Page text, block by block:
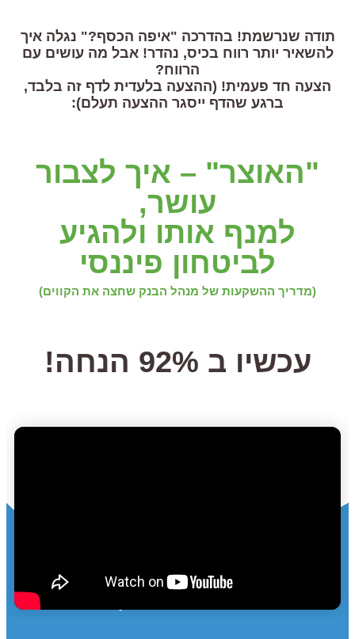
תודה שנרשמת! בהדרכה "איפה הכסף?" נגלה איך
להשאיר יותר רווח בכיס, נהדר! אבל מה עושים עם
הרווח?
הצעה חד פעמית! (ההצעה בלעדית לדף זה בלבד,
ברגע שהדף ייסגר ההצעה תעלם):
"האוצר" – איך לצבור
עושר,
למנף אותו ולהגיע
לביטחון פיננסי
(מדריך ההשקעות של מנהל הבנק שחצה את הקווים)
עכשיו ב 92% הנחה!